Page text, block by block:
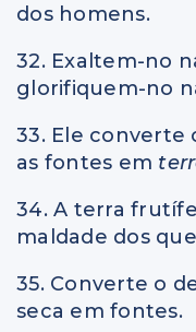
dos homens.
32. Exaltem-no
glorifiquem-no
33. Ele converte
as fontes em
34. A terra
maldade dos
35. Converte o
seca em fontes.